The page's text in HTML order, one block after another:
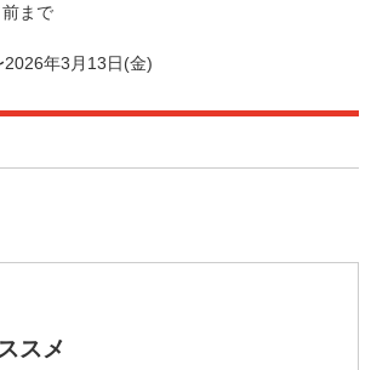
まで
年3月13日(金)
スメ